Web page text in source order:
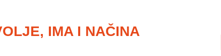
IMA I NAČINA